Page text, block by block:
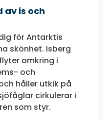
av is och
för Antarktis
skönhet. Isberg
omkring i
och
håller utkik på
cirkulerar i
som styr.